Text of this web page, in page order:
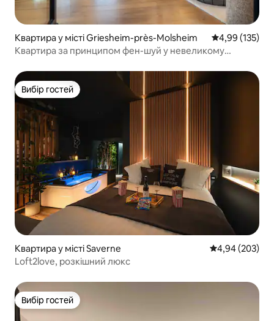
Квартира у місті Griesheim-près-Molsheim Середня
4,99 (135)
Квартира за принципом фен-шуй у невеликому
Вибір гостей
Вибір гостей
Квартира у місті Saverne Середня
4,94 (203)
Loft2love, розкішний люкс
Вибір гостей
Вибір гостей